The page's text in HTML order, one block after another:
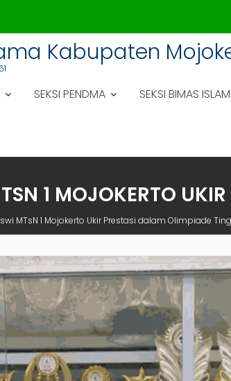
Kabupaten
SEKSI PENDMA SEKSI BIMAS ISLAM
1 MOJOKERTO
MTsN 1 Mojokerto Ukir Prestasi dalam Olimpiade